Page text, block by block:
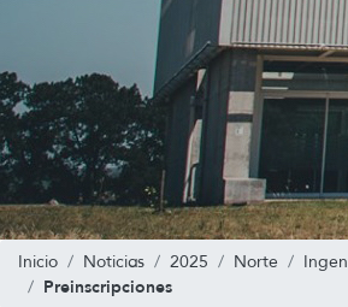
Inicio Noticias 2025 Norte
Preinscripciones